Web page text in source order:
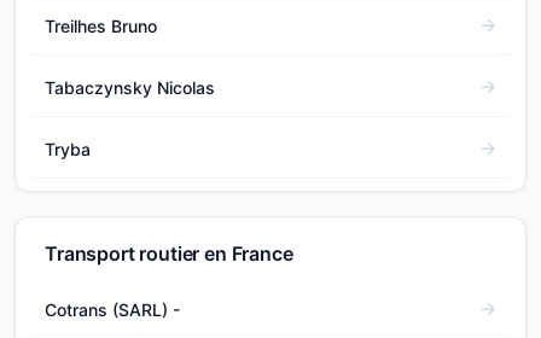
Treilhes Bruno
Tabaczynsky Nicolas
Tryba
Transport routier en France
Cotrans (SARL) -